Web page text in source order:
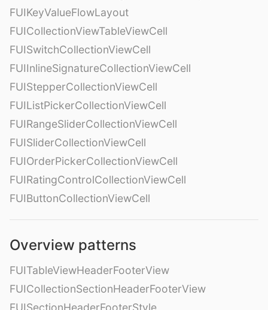
FUIKeyValueFlowLayout
FUICollectionViewTableViewCell
FUISwitchCollectionViewCell
FUIInlineSignatureCollectionViewCell
FUIStepperCollectionViewCell
FUIListPickerCollectionViewCell
FUIRangeSliderCollectionViewCell
FUISliderCollectionViewCell
FUIOrderPickerCollectionViewCell
FUIRatingControlCollectionViewCell
FUIButtonCollectionViewCell
Overview patterns
FUITableViewHeaderFooterView
FUICollectionSectionHeaderFooterView
FUISectionHeaderFooterStyle